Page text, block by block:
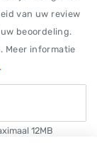
van uw review
beoordeling.
Meer informatie
12MB